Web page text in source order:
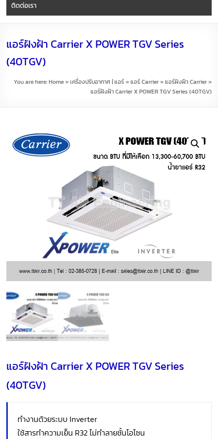
ติดต่อเรา
แอร์ฝังฝ้า Carrier X POWER TGV Series
(40TGV)
You are here:Home»เครื่องปรับอากาศ | แอร์»แอร์ Carrier»แอร์ฝังฝ้า Carrier»
แอร์ฝังฝ้า Carrier X POWER TGV Series (40TGV)
แอร์ฝังฝ้า Carrier X POWER TGV Series
(40TGV)
ทำงานด้วยระบบ Inverter
ใช้สารทำความเย็น R32 ไม่ทำลายชั้นโอโซน